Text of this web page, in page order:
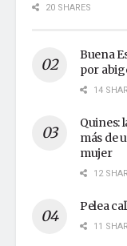
20 SHARES
Buena
por
14
Quines:
más de
mujer
12
Pelea
11